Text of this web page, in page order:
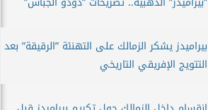
بيراميدز يشكر الزمالك على التهنئة ”الرقيقة” بعد
التتويج الإفريقي التاريخي